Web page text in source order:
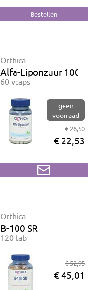
Orthica
Alfa-Liponzuur 100 mg
60 vcaps
geen
voorraad
€ 26,50
€ 22,53
Orthica
B-100 SR
120 tab
€ 52,95
€ 45,01